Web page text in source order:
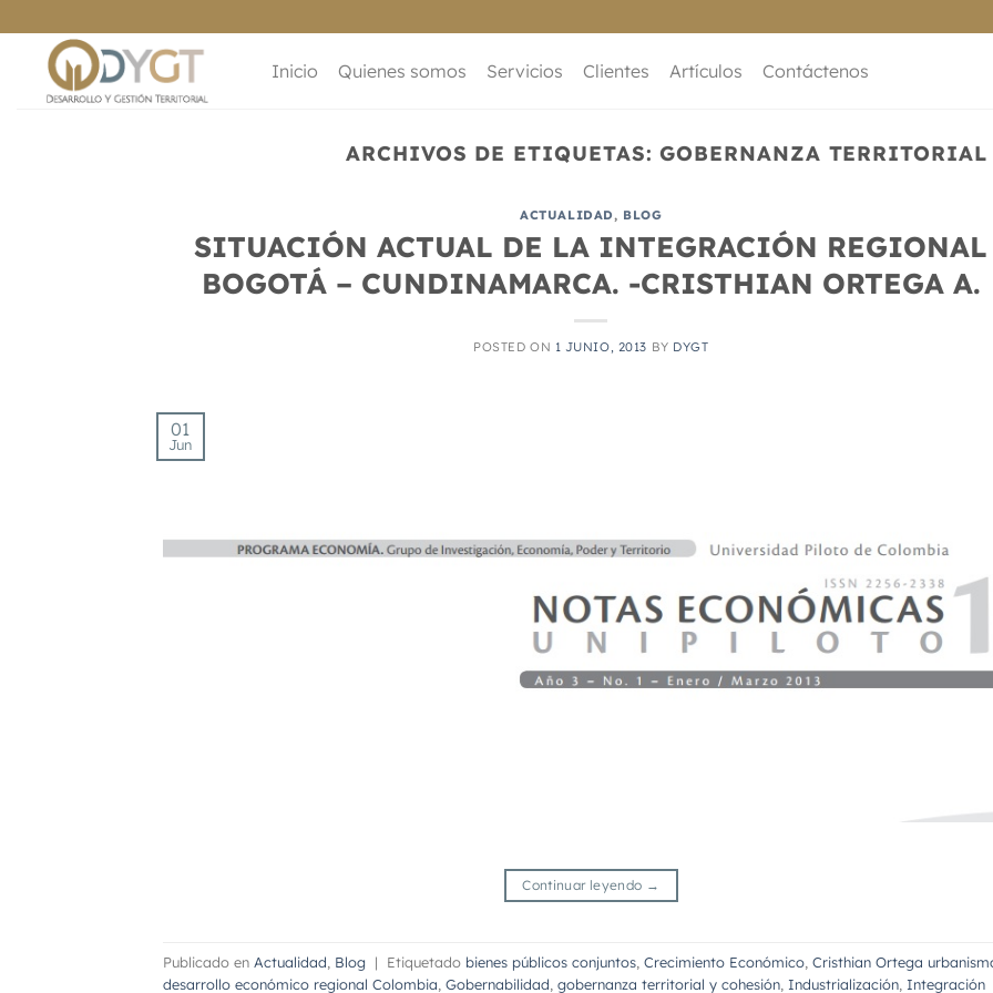
al
contenido
Inicio Quienes somos Servicios Clientes Artículos Contáctenos
ARCHIVOS DE ETIQUETAS:GOBERNANZA
ACTUALIDAD, BLOG
SITUACIÓN ACTUAL DE LA INTEGRACIÓN REGIONAL
BOGOTÁ – CUNDINAMARCA. -CRISTHIAN ORTEGA A.
POSTED ON 1 JUNIO, 2013 BY DYGT
01
Jun
Continuar leyendo →
Publicado en Actualidad Blog | Etiquetado bienes públicos conjuntos Crecimiento Económico Cristhian Ortega
desarrollo económico regional Colombia Gobernabilidad gobernanza territorial y cohesión Industrialización Integración